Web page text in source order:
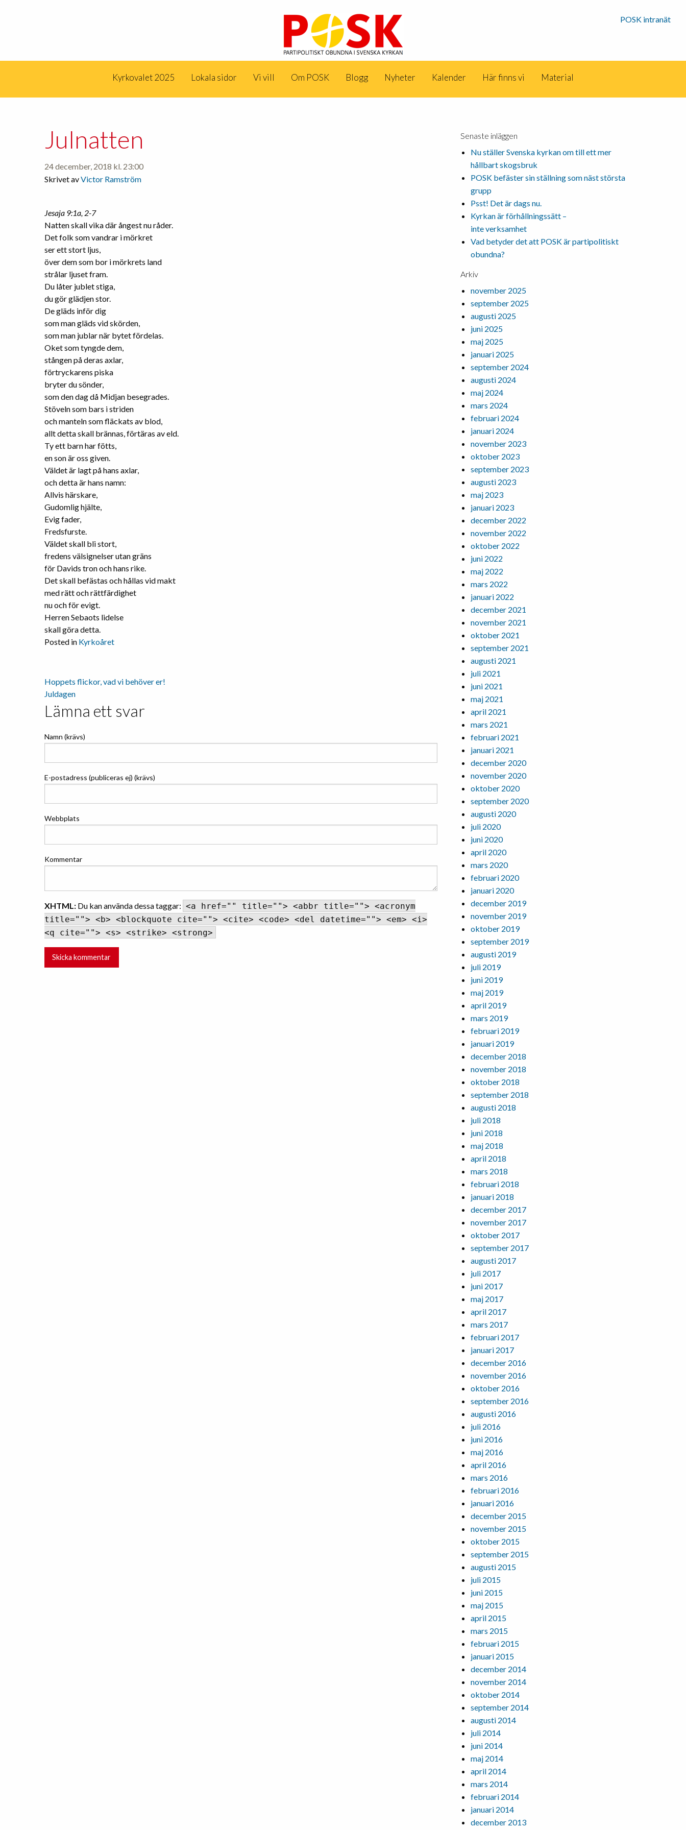
POSK intranät
Kyrkovalet 2025 Lokala sidor Vi vill Om POSK Blogg Nyheter Kalender Här finns vi Material
Julnatten
24 december, 2018 kl. 23:00
Skrivet avVictor Ramström
Jesaja 9:1a, 2-7
Natten skall vika där ångest nu råder.
Det folk som vandrar i mörkret
ser ett stort ljus,
över dem som bor i mörkrets land
strålar ljuset fram.
Du låter jublet stiga,
du gör glädjen stor.
De gläds inför dig
som man gläds vid skörden,
som man jublar när bytet fördelas.
Oket som tyngde dem,
stången på deras axlar,
förtryckarens piska
bryter du sönder,
som den dag då Midjan besegrades.
Stöveln som bars i striden
och manteln som fläckats av blod,
allt detta skall brännas, förtäras av eld.
Ty ett barn har fötts,
en son är oss given.
Väldet är lagt på hans axlar,
och detta är hans namn:
Allvis härskare,
Gudomlig hjälte,
Evig fader,
Fredsfurste.
Väldet skall bli stort,
fredens välsignelser utan gräns
för Davids tron och hans rike.
Det skall befästas och hållas vid makt
med rätt och rättfärdighet
nu och för evigt.
Herren Sebaots lidelse
skall göra detta.
Posted in Kyrkoåret
Inläggsnavigering
Hoppets flickor, vad vi behöver er!
Juldagen
Lämna ett svar
Namn (krävs)
E-postadress (publiceras ej) (krävs)
Webbplats
Kommentar
XHTML: Du kan använda dessa taggar: <a href="" title=""> <abbr title=""> <acronym
title=""> <b> <blockquote cite=""> <cite> <code> <del datetime=""> <em> <i>
<q cite=""> <s> <strike> <strong>
Senaste inläggen
Nu ställer Svenska kyrkan om till ett mer
hållbart skogsbruk
POSK befäster sin ställning som näst största
grupp
Psst! Det är dags nu.
Kyrkan är förhållningssätt –
inte verksamhet
Vad betyder det att POSK är partipolitiskt
obundna?
Arkiv
november 2025
september 2025
augusti 2025
juni 2025
maj 2025
januari 2025
september 2024
augusti 2024
maj 2024
mars 2024
februari 2024
januari 2024
november 2023
oktober 2023
september 2023
augusti 2023
maj 2023
januari 2023
december 2022
november 2022
oktober 2022
juni 2022
maj 2022
mars 2022
januari 2022
december 2021
november 2021
oktober 2021
september 2021
augusti 2021
juli 2021
juni 2021
maj 2021
april 2021
mars 2021
februari 2021
januari 2021
december 2020
november 2020
oktober 2020
september 2020
augusti 2020
juli 2020
juni 2020
april 2020
mars 2020
februari 2020
januari 2020
december 2019
november 2019
oktober 2019
september 2019
augusti 2019
juli 2019
juni 2019
maj 2019
april 2019
mars 2019
februari 2019
januari 2019
december 2018
november 2018
oktober 2018
september 2018
augusti 2018
juli 2018
juni 2018
maj 2018
april 2018
mars 2018
februari 2018
januari 2018
december 2017
november 2017
oktober 2017
september 2017
augusti 2017
juli 2017
juni 2017
maj 2017
april 2017
mars 2017
februari 2017
januari 2017
december 2016
november 2016
oktober 2016
september 2016
augusti 2016
juli 2016
juni 2016
maj 2016
april 2016
mars 2016
februari 2016
januari 2016
december 2015
november 2015
oktober 2015
september 2015
augusti 2015
juli 2015
juni 2015
maj 2015
april 2015
mars 2015
februari 2015
januari 2015
december 2014
november 2014
oktober 2014
september 2014
augusti 2014
juli 2014
juni 2014
maj 2014
april 2014
mars 2014
februari 2014
januari 2014
december 2013